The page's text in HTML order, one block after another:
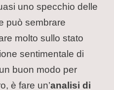
uno specchio delle
può sembrare
molto sullo stato
sentimentale di
buon modo per
è fare un’analisi di